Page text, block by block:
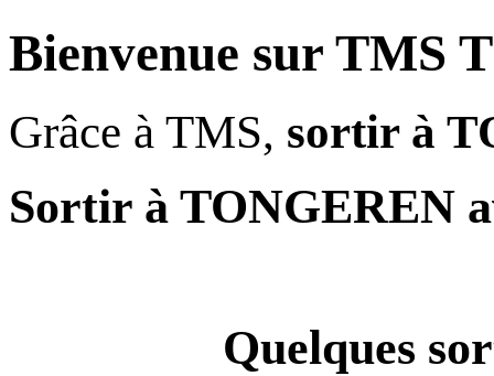
Bienvenue sur TMS
Grâce à TMS, sortir à
Sortir à TONGEREN
Quelques